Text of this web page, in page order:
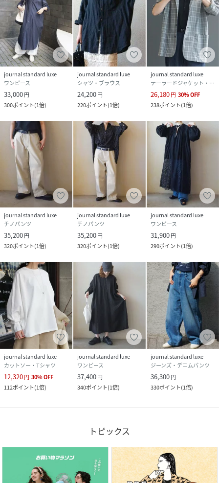
journal standard luxe
ワンピース
33,000円
300ポイント(1倍)
journal standard luxe
シャツ・ブラウス
24,200円
220ポイント(1倍)
journal standard luxe
テーラードジャケット・ブレザー
26,180円 30%OFF
238ポイント(1倍)
journal standard luxe
チノパンツ
35,200円
320ポイント(1倍)
journal standard luxe
チノパンツ
35,200円
320ポイント(1倍)
journal standard luxe
ワンピース
31,900円
290ポイント(1倍)
journal standard luxe
カットソー・Tシャツ
12,320円 30%OFF
112ポイント(1倍)
journal standard luxe
ワンピース
37,400円
340ポイント(1倍)
journal standard luxe
ジーンズ・デニムパンツ
36,300円
330ポイント(1倍)
トピックス